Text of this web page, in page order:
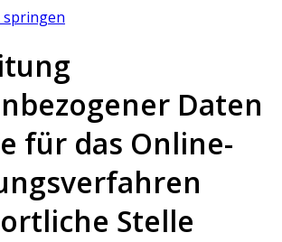
Daten
für das Online-
Stelle